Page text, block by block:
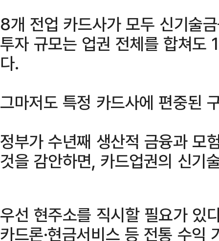
8개 전업 카드사가 모두 신기술
투자 규모는 업권 전체를 합쳐
다.
그마저도 특정 카드사에 편중된
정부가 수년째 생산적 금융과 모
것을 감안하면, 카드업권의 신기
우선 현주소를 직시할 필요가 있
카드론·현금서비스 등 전통 수익